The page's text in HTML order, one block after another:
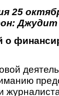
25
Джудит